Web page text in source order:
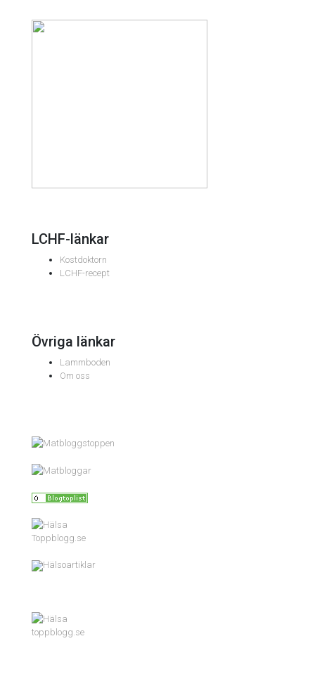
LCHF-länkar
Kostdoktorn
LCHF-recept
Övriga länkar
Lammboden
Om oss
Toppblogg.se
Hälsoartiklar
toppblogg.se